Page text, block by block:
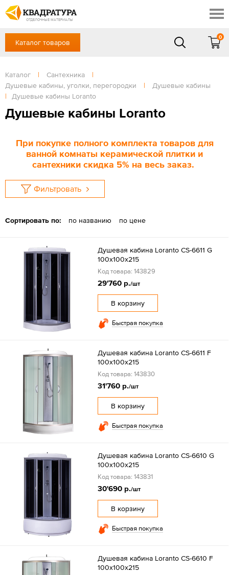
ОТДЕЛОЧНЫЕ МАТЕРИАЛЫ
Профи
Контакты
Доставка и оплата
Выставочный зал
Готовые решения
Отзывы
+7 (861) 217-94-70
Сб, Вс — выходной
ЗАКАЗАТЬ ЗВОНОК
Вход / Регистрация
Каталог товаров
0
Каталог | Сантехника
|
Душевые кабины, уголки, перегородки
|
Душевые кабины
|
Душевые кабины Loranto
Душевые кабины Loranto
При покупке полного комплекта товаров для
ванной комнаты керамической плитки и
сантехники скидка 5% на весь заказ.
Фильтровать
Сортировать по: по названию по цене
Душевая кабина Loranto CS-6611 G
100х100х215
Код товара: 143829
29'760 р./шт
В корзину
Быстрая покупка
Душевая кабина Loranto CS-6611 F
100х100х215
Код товара: 143830
31'760 р./шт
В корзину
Быстрая покупка
Душевая кабина Loranto CS-6610 G
100х100х215
Код товара: 143831
30'690 р./шт
В корзину
Быстрая покупка
Душевая кабина Loranto CS-6610 F
100х100х215